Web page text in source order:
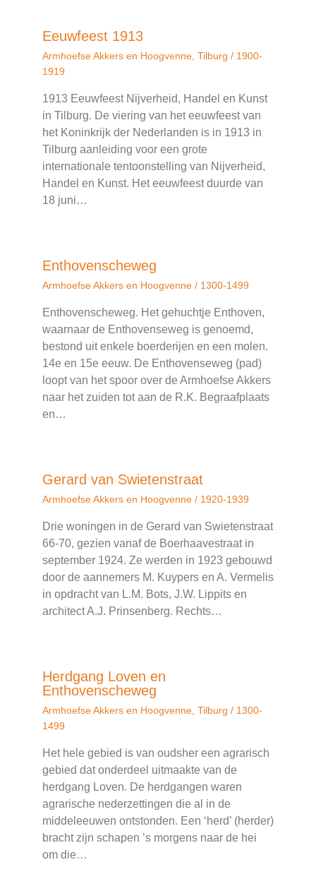
Eeuwfeest 1913
Armhoefse Akkers en Hoogvenne Tilburg / 1900-
1919
1913 Eeuwfeest Nijverheid, Handel en Kunst
in Tilburg. De viering van het eeuwfeest van
het Koninkrijk der Nederlanden is in 1913 in
Tilburg aanleiding voor een grote
internationale tentoonstelling van Nijverheid,
Handel en Kunst. Het eeuwfeest duurde van
18 juni…
Enthovenscheweg
Armhoefse Akkers en Hoogvenne / 1300-1499
Enthovenscheweg. Het gehuchtje Enthoven,
waarnaar de Enthovenseweg is genoemd,
bestond uit enkele boerderijen en een molen.
14e en 15e eeuw. De Enthovenseweg (pad)
loopt van het spoor over de Armhoefse Akkers
naar het zuiden tot aan de R.K. Begraafplaats
en…
Gerard van Swietenstraat
Armhoefse Akkers en Hoogvenne / 1920-1939
Drie woningen in de Gerard van Swietenstraat
66-70, gezien vanaf de Boerhaavestraat in
september 1924. Ze werden in 1923 gebouwd
door de aannemers M. Kuypers en A. Vermelis
in opdracht van L.M. Bots, J.W. Lippits en
architect A.J. Prinsenberg. Rechts…
Herdgang Loven en
Enthovenscheweg
Armhoefse Akkers en Hoogvenne Tilburg / 1300-
1499
Het hele gebied is van oudsher een agrarisch
gebied dat onderdeel uitmaakte van de
herdgang Loven. De herdgangen waren
agrarische nederzettingen die al in de
middeleeuwen ontstonden. Een ‘herd’ (herder)
bracht zijn schapen ’s morgens naar de hei
om die…